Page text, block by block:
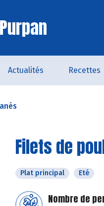
Actualités Recettes
Filets de
Plat principal Eté
Nombre de